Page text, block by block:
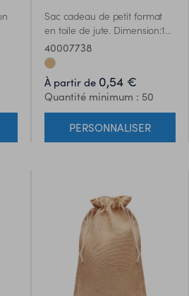
Sac cadeau de petit format
en toile de jute. Dimension:14
x 22 cm.
40007738
À partir de 0,54 €
Quantité minimum : 50
PERSONNALISER